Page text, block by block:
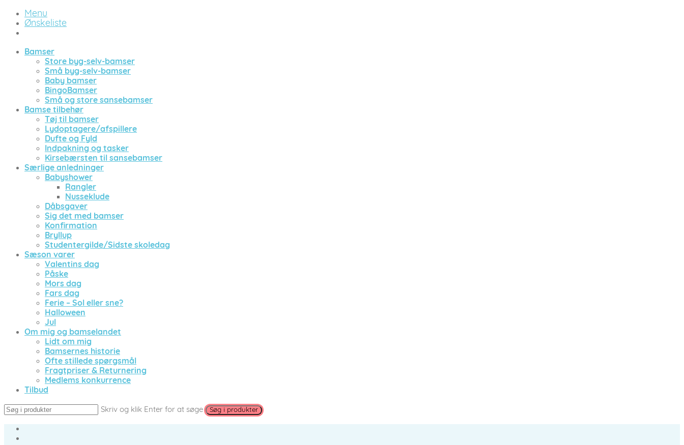
Menu
Ønskeliste
Bamser
Store byg-selv-bamser
Små byg-selv-bamser
Baby bamser
BingoBamser
Små og store sansebamser
Bamse tilbehør
Tøj til bamser
Lydoptagere/afspillere
Dufte og Fyld
Indpakning og tasker
Kirsebærsten til sansebamser
Særlige anledninger
Babyshower
Rangler
Nusseklude
Dåbsgaver
Sig det med bamser
Konfirmation
Bryllup
Studentergilde/Sidste skoledag
Sæson varer
Valentins dag
Påske
Mors dag
Fars dag
Ferie – Sol eller sne?
Halloween
Jul
Om mig og bamselandet
Lidt om mig
Bamsernes historie
Ofte stillede spørgsmål
Fragtpriser & Returnering
Medlems konkurrence
Tilbud
Skriv og klik Enter for at søge